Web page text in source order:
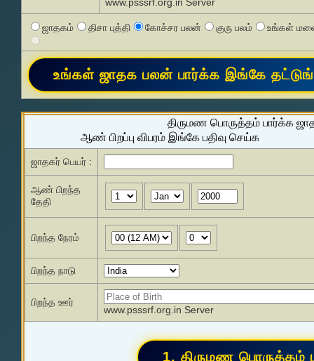
www.psssrf.org.in Server
ஜாதகம் திசா புத்தி கோச்சர பலன் குரு பலம் உங்கள்
திருமண பொருத்தம் பார்க்க
ஆண் பிறப்பு விபரம் இங்கே பதிவு செய்க
ஜாதகர் பெயர் :
ஆண் பிறந்த
தேதி
பிறந்த நேரம்
பிறந்த நாடு
பிறந்த ஊர்
www.psssrf.org.in Server